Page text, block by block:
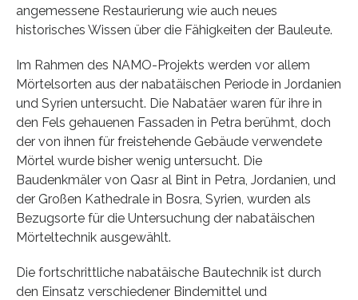
angemessene Restaurierung wie auch neues
historisches Wissen über die Fähigkeiten der Bauleute.
Im Rahmen des NAMO-Projekts werden vor allem
Mörtelsorten aus der nabatäischen Periode in Jordanien
und Syrien untersucht. Die Nabatäer waren für ihre in
den Fels gehauenen Fassaden in Petra berühmt, doch
der von ihnen für freistehende Gebäude verwendete
Mörtel wurde bisher wenig untersucht. Die
Baudenkmäler von Qasr al Bint in Petra, Jordanien, und
der Großen Kathedrale in Bosra, Syrien, wurden als
Bezugsorte für die Untersuchung der nabatäischen
Mörteltechnik ausgewählt.
Die fortschrittliche nabatäische Bautechnik ist durch
den Einsatz verschiedener Bindemittel und